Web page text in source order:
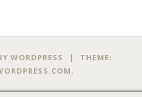
WORDPRESS |
THEME:
.